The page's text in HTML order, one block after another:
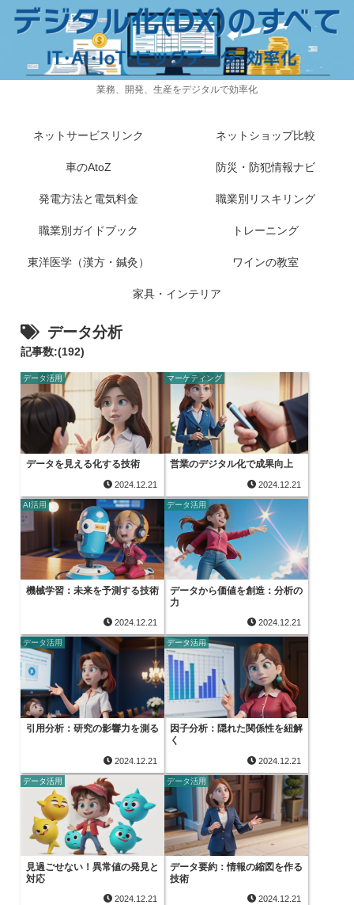
業務、開発、生産をデジタルで効率化
ネットサービスリンク ネットショップ比較
車のAtoZ 防災・防犯情報ナビ
発電方法と電気料金 職業別リスキリング
職業別ガイドブック トレーニング
東洋医学（漢方・鍼灸） ワインの教室
家具・インテリア
データ分析
記事数:(192)
データ活用
データを見える化する技術
2024.12.21
マーケティング
営業のデジタル化で成果向上
2024.12.21
AI活用
機械学習：未来を予測する技術
2024.12.21
データ活用
データから価値を創造：分析の
力
2024.12.21
データ活用
引用分析：研究の影響力を測る
2024.12.21
データ活用
因子分析：隠れた関係性を紐解
く
2024.12.21
データ活用
見過ごせない！異常値の発見と
対応
2024.12.21
データ活用
データ要約：情報の縮図を作る
技術
2024.12.21